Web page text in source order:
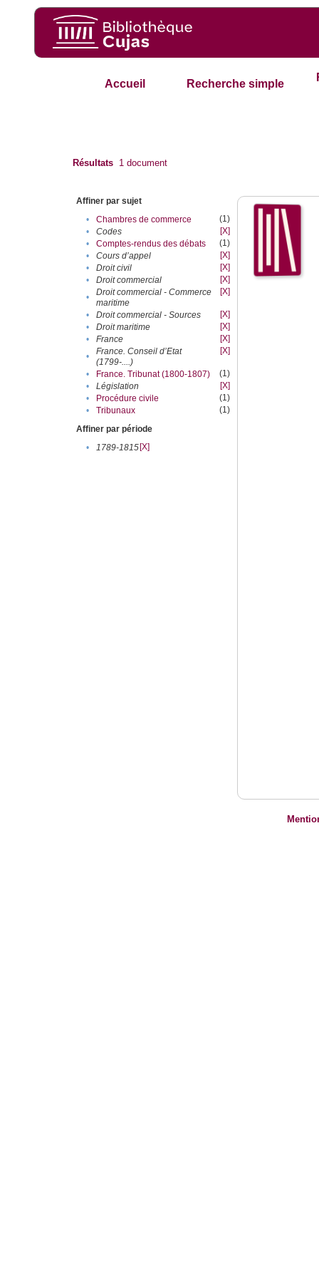
Accueil Recherche simple
Résultats 1 document
Affiner par sujet
•
Chambres de commerce
(1)
•
Codes
[X]
•
Comptes-rendus des débats
(1)
•
Cours d’appel
[X]
•
Droit civil
[X]
•
Droit commercial
[X]
•
Droit commercial - Commerce
maritime
[X]
• Droit commercial - Sources
[X]
•
Droit maritime
[X]
•
France
[X]
•
France. Conseil d’Etat
(1799-....)
[X]
• France. Tribunat (1800-1807)
(1)
•
Législation
[X]
•
Procédure civile
(1)
•
Tribunaux
(1)
Affiner par période
•
1789-1815[X]